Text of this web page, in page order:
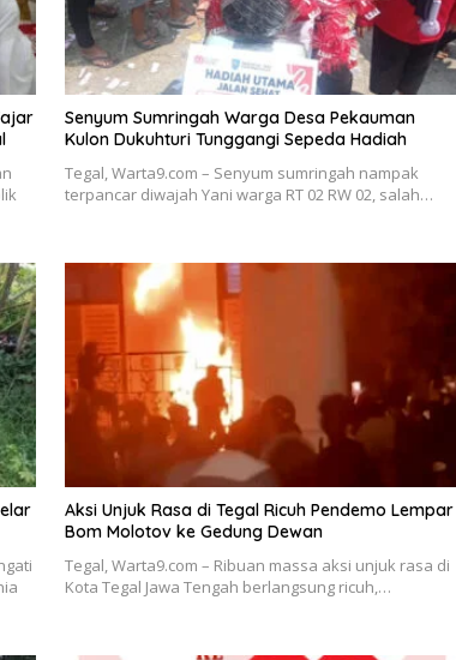
Senyum Sumringah Warga Desa Pekauman
Kulon Dukuhturi Tunggangi Sepeda Hadiah
Tegal, Warta9.com – Senyum sumringah nampak
terpancar diwajah Yani warga RT 02 RW 02, salah…
Aksi Unjuk Rasa di Tegal Ricuh Pendemo Lempar
Bom Molotov ke Gedung Dewan
Tegal, Warta9.com – Ribuan massa aksi unjuk rasa di
Kota Tegal Jawa Tengah berlangsung ricuh,…